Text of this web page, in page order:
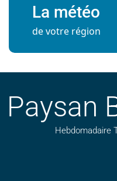
La météo
de votre région
Paysan
Hebdomadaire